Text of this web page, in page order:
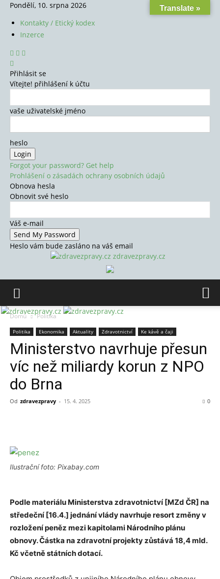
Pondělí, 10. srpna 2026
Kontakty / Etický kodex
Inzerce
Přihlásit se
Vítejte! přihlášení k účtu
vaše uživatelské jméno
heslo
Forgot your password? Get help
Prohlášení o zásadách ochrany osobních údajů
Obnova hesla
Obnovit své heslo
Váš e-mail
Heslo vám bude zasláno na váš email
zdravezpravy.cz
Domů Politika
Politika Ekonomika Aktuality Zdravotnictví Ke kávě a čaji
Ministerstvo navrhuje přesun
víc než miliardy korun z NPO
do Brna
Od zdravezpravy - 15. 4. 2025 0
Ilustrační foto: Pixabay.com
Podle materiálu Ministerstva zdravotnictví [MZd ČR] na
středeční [16.4.] jednání vlády navrhuje resort změny v
rozložení peněz mezi kapitolami Národního plánu
obnovy. Částka na zdravotní projekty zůstává 18,4 mld.
Kč včetně státních dotací.
Translate »